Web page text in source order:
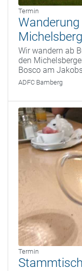
Termin
Wir wandern ab
den
Bosco am
ADFC Bamberg
Termin
Stammtisch